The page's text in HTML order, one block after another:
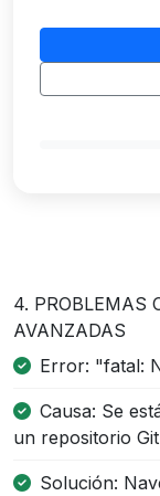
4. PROBLEMAS
AVANZADAS
Error: "fatal:
Causa: Se
un repositorio Git
Solución: